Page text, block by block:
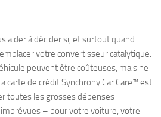
aider à décider si, et surtout quand
votre convertisseur catalytique.
peuvent être coûteuses, mais ne
carte de crédit Synchrony Car Care™ est
toutes les grosses dépenses
– pour votre voiture, votre